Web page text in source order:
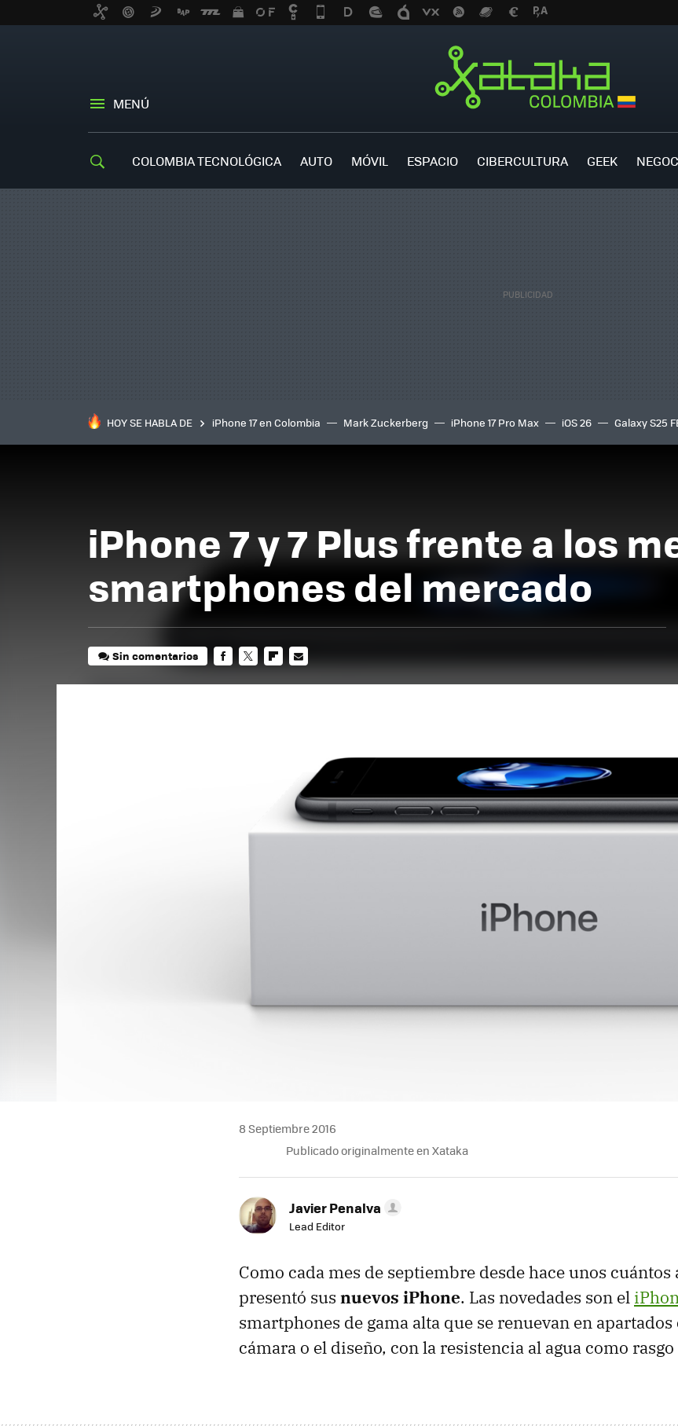
MENÚ
COLOMBIA TECNOLÓGICA AUTO MÓVIL ESPACIO CIBERCULTURA GEEK
HOY SE HABLA DE iPhone 17 en Colombia Mark Zuckerberg iPhone 17 Pro Max iOS 26 Galaxy S25
inteligente
IA TCL C8K
iPhone 7 y 7 Plus frente a los
smartphones del mercado
Sin comentarios
8 Septiembre 2016
Publicado originalmente en Xataka
Javier Penalva
Lead Editor
Como cada mes de septiembre desde hace unos cuántos
presentó sus nuevos iPhone. Las novedades son el
smartphones de gama alta que se renuevan en
cámara o el diseño, con la resistencia al agua como